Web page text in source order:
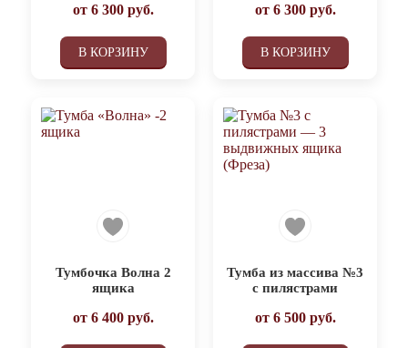
от 6 300руб.
В КОРЗИНУ
от 6 300руб.
В КОРЗИНУ
Тумбочка Волна 2
ящика
от 6 400руб.
Тумба из массива №3
с пилястрами
от 6 500руб.